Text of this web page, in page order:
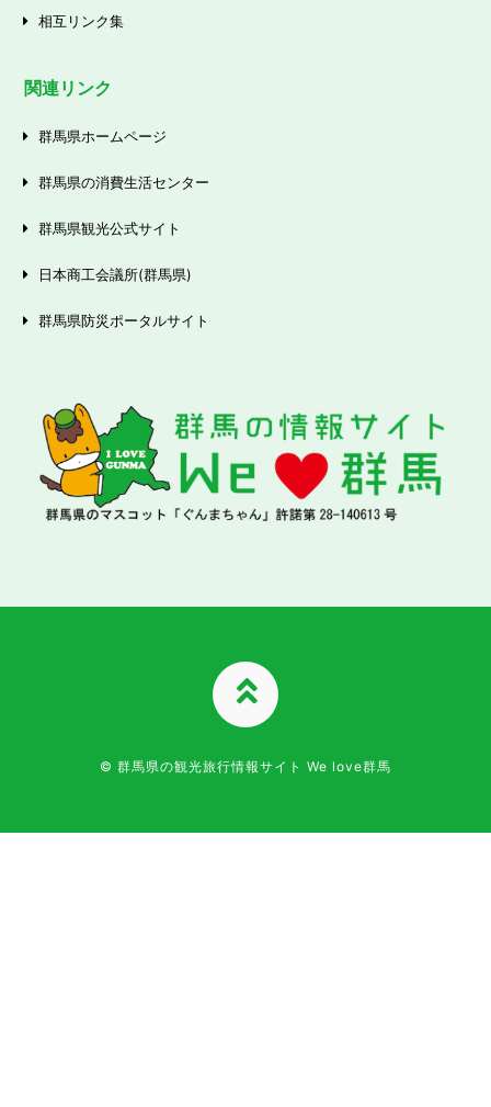
相互リンク集
関連リンク
群馬県ホームページ
群馬県の消費生活センター
群馬県観光公式サイト
日本商工会議所(群馬県)
群馬県防災ポータルサイト
TOPへ
© 群馬県の観光旅行情報サイト We love群馬